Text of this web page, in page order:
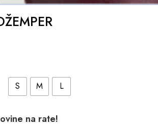
S M L
na rate!